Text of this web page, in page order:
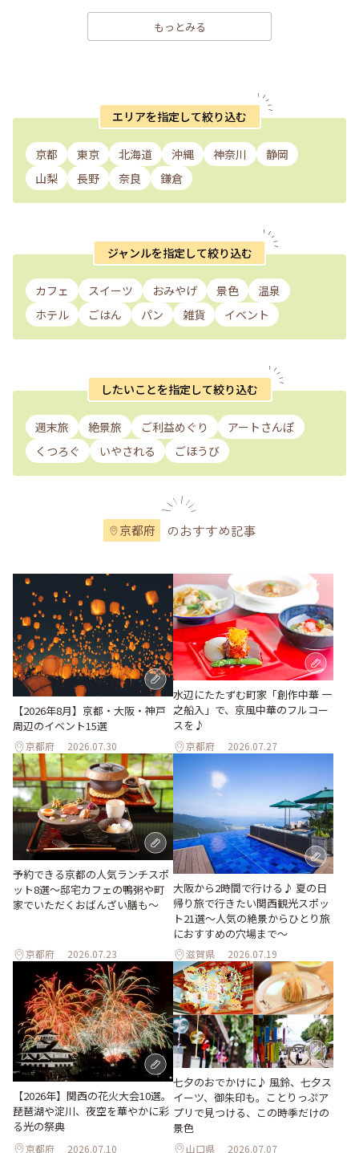
もっとみる
エリアを指定して絞り込む
京都 東京 北海道 沖縄 神奈川
静岡
山梨
長野 奈良 鎌倉
ジャンルを指定して絞り込む
カフェ スイーツ おみやげ 景色
温泉
ホテル
ごはん パン 雑貨 イベント
したいことを指定して絞り込む
週末旅 絶景旅 ご利益めぐり
アートさんぽ
くつろぐ
いやされる ごほうび
京都府 のおすすめ記事
【2026年8月】京都・大阪・神戸
周辺のイベント15選
京都府 2026.07.30
水辺にたたずむ町家「創作中華 一
之船入」で、京風中華のフルコー
スを♪
京都府 2026.07.27
予約できる京都の人気ランチスポ
ット8選～邸宅カフェの鴨粥や町
家でいただくおばんざい膳も～
京都府 2026.07.23
大阪から2時間で行ける♪ 夏の日
帰り旅で行きたい関西観光スポッ
ト21選～人気の絶景からひとり旅
におすすめの穴場まで～
滋賀県 2026.07.19
【2026年】関西の花火大会10選。
琵琶湖や淀川、夜空を華やかに彩
る光の祭典
京都府 2026.07.10
七夕のおでかけに♪ 風鈴、七夕ス
イーツ、御朱印も。ことりっぷア
プリで見つける、この時季だけの
景色
山口県 2026.07.07